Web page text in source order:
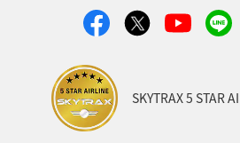
復路出発日および時間帯
日付を選択SKYTRAX 5 STAR